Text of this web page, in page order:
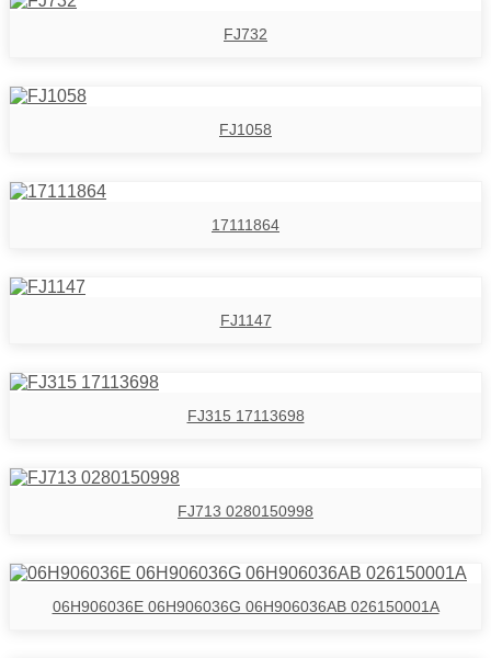
FJ732
FJ1058
17111864
FJ1147
FJ315 17113698
FJ713 0280150998
06H906036E 06H906036G 06H906036AB 026150001A